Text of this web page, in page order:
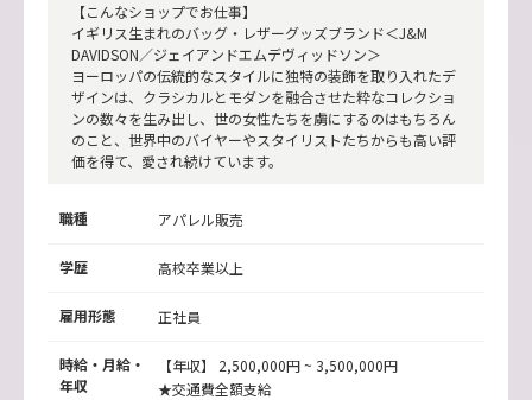
【こんなショップでお仕事】
イギリス生まれのバッグ・レザーグッズブランド＜J&M
DAVIDSON／ジェイアンドエムデヴィッドソン＞
ヨーロッパの伝統的なスタイルに独特の装飾を取り入れたデ
ザインは、クラシカルとモダンを融合させた粋なコレクショ
ンの数々を生み出し、世の女性たちを虜にするのはもちろん
のこと、世界中のバイヤーやスタイリストたちからも高い評
価を得て、愛され続けています。
職種 アパレル販売
学歴 高校卒業以上
雇用形態 正社員
時給・月給・
年収
【年収】 2,500,000円 ~ 3,500,000円
★交通費全額支給